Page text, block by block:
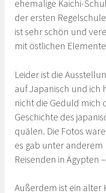
ehemalige Kaichi-
der ersten
ist sehr schön und
mit östlichen
Leider ist die
auf Japanisch und ich
nicht die Geduld mich
Geschichte des
quälen. Die Fotos
es gab unter anderem
Reisenden in Ägypten
Außerdem ist ein alter